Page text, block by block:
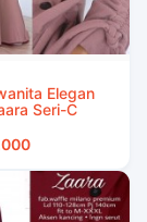
Elegan
Seri-C